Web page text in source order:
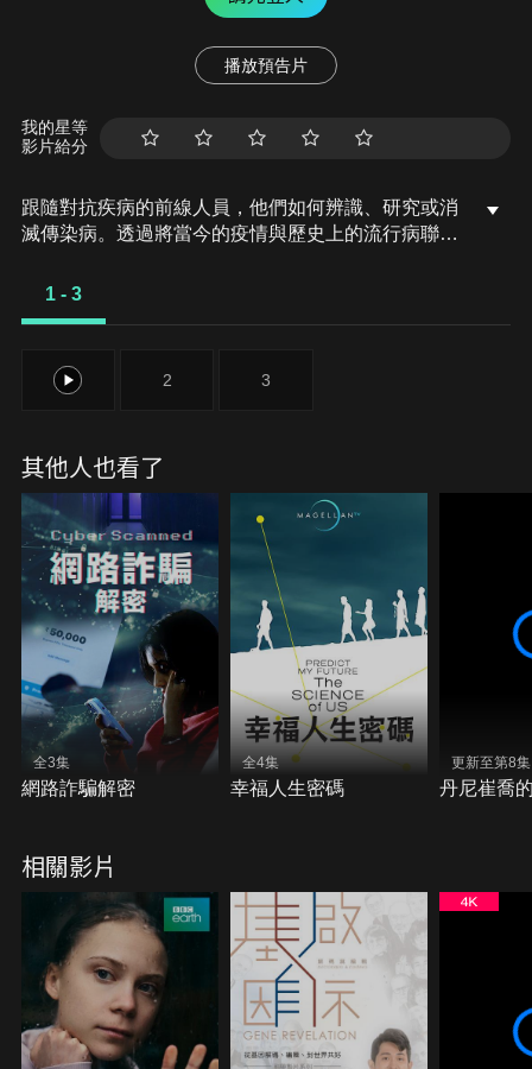
播放預告片
我的星等
影片給分
跟隨對抗疾病的前線人員，他們如何辨識、研究或消
滅傳染病。透過將當今的疫情與歷史上的流行病聯繫
例如人類與動物的互動、抗藥性、氣候變遷、都市化
作尋找急需的治療和疫苗。專家研究不同國家的蝙蝠
是否攜帶相同的病毒，以及各種非人類動物的病毒如
1 - 3
1 2 3
其他人也看了
全3集
網路詐騙解密
全4集
幸福人生密碼
更新至第8集
丹尼崔喬
相關影片